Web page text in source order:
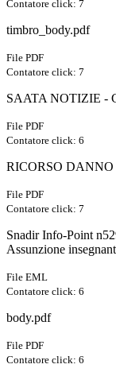
Contatore click: 7
timbro_body.pdf
File PDF
Contatore click: 7
SAATA NOTIZIE -
File PDF
Contatore click: 6
RICORSO DANNO
File PDF
Contatore click: 7
Snadir Info-Point
Assunzione
File EML
Contatore click: 6
body.pdf
File PDF
Contatore click: 6